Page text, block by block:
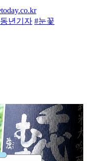
년기자 #눈꽃